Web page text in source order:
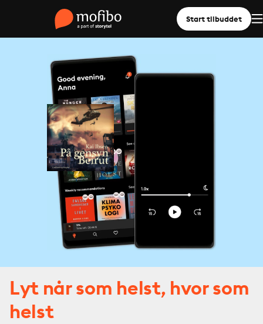
Start tilbuddet
Lyt når som helst, hvor som
helst